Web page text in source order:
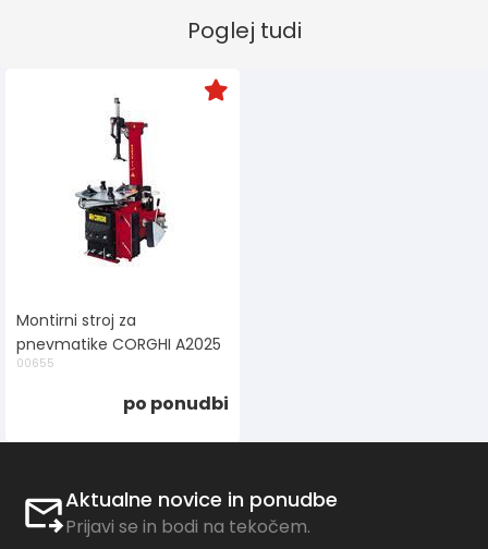
Poglej tudi
Montirni stroj za
pnevmatike CORGHI A2025
00655
po ponudbi
Aktualne novice in ponudbe
Prijavi se in bodi na tekočem.